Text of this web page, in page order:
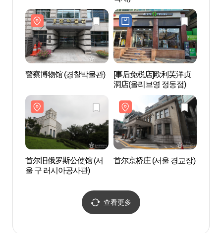
警察博物馆 (경찰박물관)
[事后免税店]欧利芙洋贞
洞店(올리브영 정동점)
首尔旧俄罗斯公使馆 (서
울 구 러시아공사관)
首尔京桥庄 (서울 경교장)
查看更多